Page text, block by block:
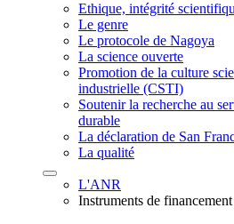
Ethique, intégrité
Le genre
Le protocole de Nagoya
La science ouverte
Promotion de la culture
industrielle (CSTI)
Soutenir la recherche au
durable
La déclaration de San
La qualité
L'ANR
Instruments de financement